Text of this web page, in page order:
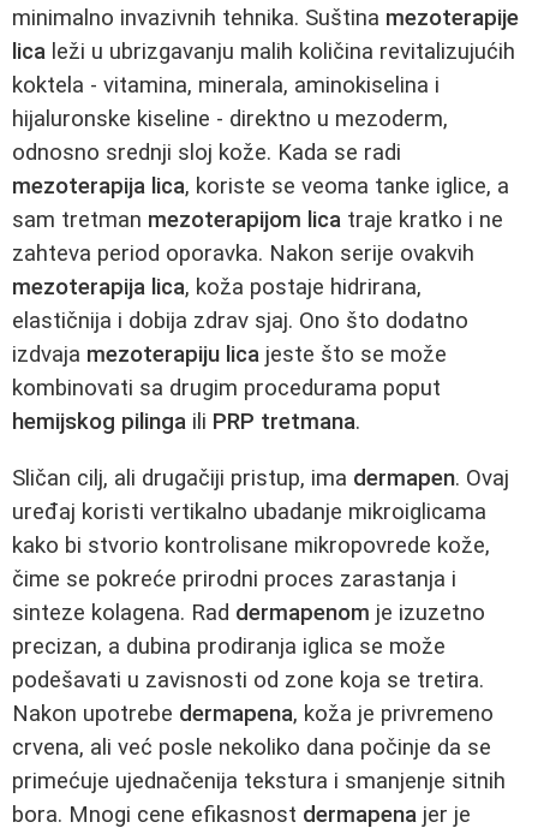
minimalno invazivnih tehnika. Suština mezoterapije
lica leži u ubrizgavanju malih količina revitalizujućih
koktela - vitamina, minerala, aminokiselina i
hijaluronske kiseline - direktno u mezoderm,
odnosno srednji sloj kože. Kada se radi
mezoterapija lica, koriste se veoma tanke iglice, a
sam tretman mezoterapijom lica traje kratko i ne
zahteva period oporavka. Nakon serije ovakvih
mezoterapija lica, koža postaje hidrirana,
elastičnija i dobija zdrav sjaj. Ono što dodatno
izdvaja mezoterapiju lica jeste što se može
kombinovati sa drugim procedurama poput
hemijskog pilinga ili PRP tretmana.
Sličan cilj, ali drugačiji pristup, ima dermapen. Ovaj
uređaj koristi vertikalno ubadanje mikroiglicama
kako bi stvorio kontrolisane mikropovrede kože,
čime se pokreće prirodni proces zarastanja i
sinteze kolagena. Rad dermapenom je izuzetno
precizan, a dubina prodiranja iglica se može
podešavati u zavisnosti od zone koja se tretira.
Nakon upotrebe dermapena, koža je privremeno
crvena, ali već posle nekoliko dana počinje da se
primećuje ujednačenija tekstura i smanjenje sitnih
bora. Mnogi cene efikasnost dermapena jer je